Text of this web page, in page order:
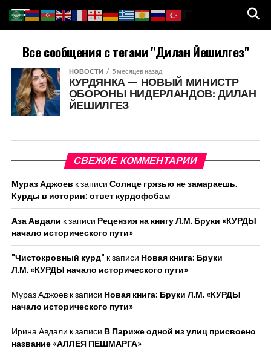
Все сообщения с тегами "Дилан Йешилгез"
НОВОСТИ 5 месяцев назад
КУРДЯНКА — НОВЫЙ МИНИСТР
ОБОРОНЫ НИДЕРЛАНДОВ: ДИЛАН
ЙЕШИЛГЕЗ
СВЕЖИЕ КОММЕНТАРИИ
Мураз Аджоев к записи Солнце грязью не замараешь.
Курды в истории: ответ курдофобам
Аза Авдали к записи Рецензия на книгу Л.М. Бруки «КУРДЫ
начало исторического пути»
"Чистокровный курд" к записи Новая книга: Бруки
Л.М. «КУРДЫ начало исторического пути»
Мураз Аджоевк записи Новая книга: Бруки Л.М. «КУРДЫ
начало исторического пути»
Ирина Авдали к записи В Париже одной из улиц присвоено
название «АЛЛЕЯ ПЕШМАРГА»